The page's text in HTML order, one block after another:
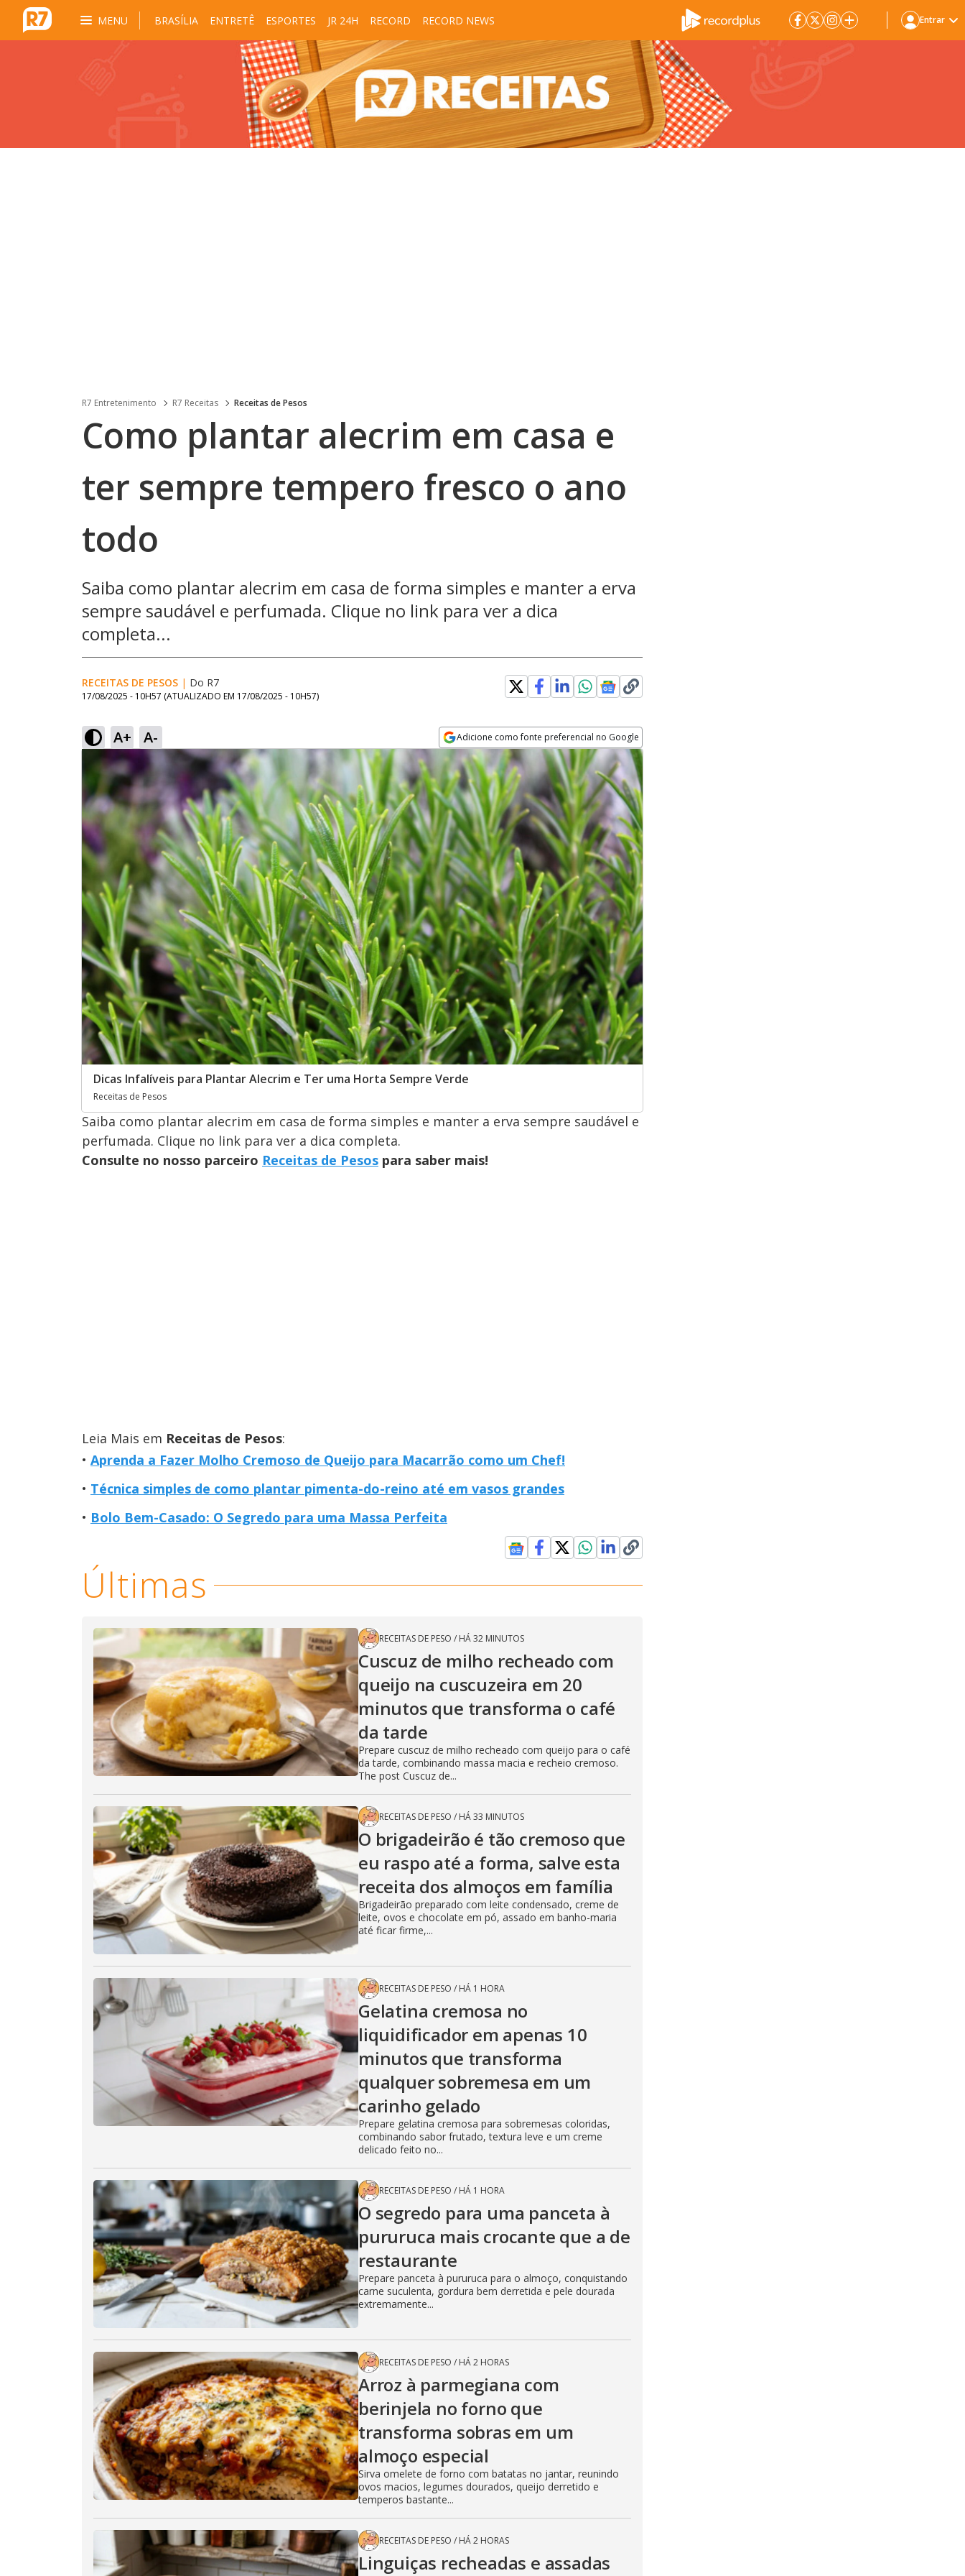
MENU BRASÍLIA ENTRETÊ ESPORTES JR 24H RECORD RECORD NEWS Entrar
R7 Entretenimento R7 Receitas Receitas de Pesos
Como plantar alecrim em casa e
ter sempre tempero fresco o ano
todo
Saiba como plantar alecrim em casa de forma simples e manter a erva
sempre saudável e perfumada. Clique no link para ver a dica
completa...
RECEITAS DE PESOS | Do R7
17/08/2025 - 10H57 (ATUALIZADO EM 17/08/2025 - 10H57)
A+ A- Adicione como fonte preferencial no Google
Opens in new window
Dicas Infalíveis para Plantar Alecrim e Ter uma Horta Sempre Verde
Receitas de Pesos
Saiba como plantar alecrim em casa de forma simples e manter a erva sempre saudável e
perfumada. Clique no link para ver a dica completa.
Consulte no nosso parceiro Receitas de Pesos para saber mais!
Leia Mais em Receitas de Pesos:
Aprenda a Fazer Molho Cremoso de Queijo para Macarrão como um Chef!
Técnica simples de como plantar pimenta-do-reino até em vasos grandes
Bolo Bem-Casado: O Segredo para uma Massa Perfeita
Últimas
RECEITAS DE PESO / HÁ 32 MINUTOS
Cuscuz de milho recheado com
queijo na cuscuzeira em 20
minutos que transforma o café
da tarde
Prepare cuscuz de milho recheado com queijo para o café
da tarde, combinando massa macia e recheio cremoso.
The post Cuscuz de...
RECEITAS DE PESO / HÁ 33 MINUTOS
O brigadeirão é tão cremoso que
eu raspo até a forma, salve esta
receita dos almoços em família
Brigadeirão preparado com leite condensado, creme de
leite, ovos e chocolate em pó, assado em banho-maria
até ficar firme,...
RECEITAS DE PESO / HÁ 1 HORA
Gelatina cremosa no
liquidificador em apenas 10
minutos que transforma
qualquer sobremesa em um
carinho gelado
Prepare gelatina cremosa para sobremesas coloridas,
combinando sabor frutado, textura leve e um creme
delicado feito no...
RECEITAS DE PESO / HÁ 1 HORA
O segredo para uma panceta à
pururuca mais crocante que a de
restaurante
Prepare panceta à pururuca para o almoço, conquistando
carne suculenta, gordura bem derretida e pele dourada
extremamente...
RECEITAS DE PESO / HÁ 2 HORAS
Arroz à parmegiana com
berinjela no forno que
transforma sobras em um
almoço especial
Sirva omelete de forno com batatas no jantar, reunindo
ovos macios, legumes dourados, queijo derretido e
temperos bastante...
RECEITAS DE PESO / HÁ 2 HORAS
Linguiças recheadas e assadas